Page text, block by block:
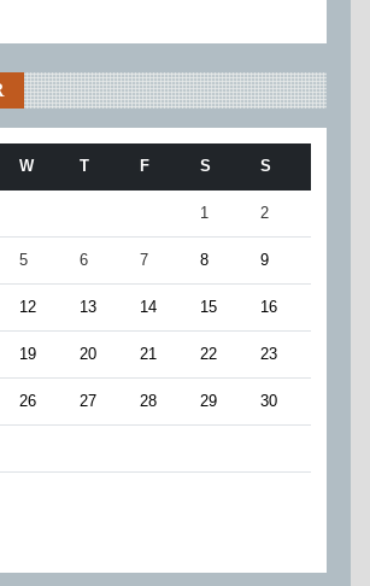
W T F S S
1 2
5 6 7 8 9
12 13 14 15 16
19 20 21 22 23
26 27 28 29 30